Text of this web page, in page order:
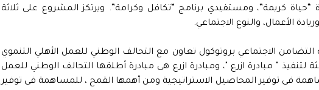
“حياة كريمة”، ومستفيدي برنامج “تكافل وكرامة”. ويرتكز المشروع على ثلاثة
الأعمال، والنوع الاجتماعي.
2024 وقعت وزاره التضامن الاجتماعي بروتوكول تعاون مع التحالف الوطني للعمل الأهلي التنموي
لتنفيذ " مبادرة ازرع "، ومبادرة ازرع هى مبادرة أطلقها التحالف الوطني للعمل
التنموي فى نوفمبر 2022 للمساهمة فى توفير المحاصيل الاستراتيجية ومن أهمها القمح ، للمساهمة فى توفير